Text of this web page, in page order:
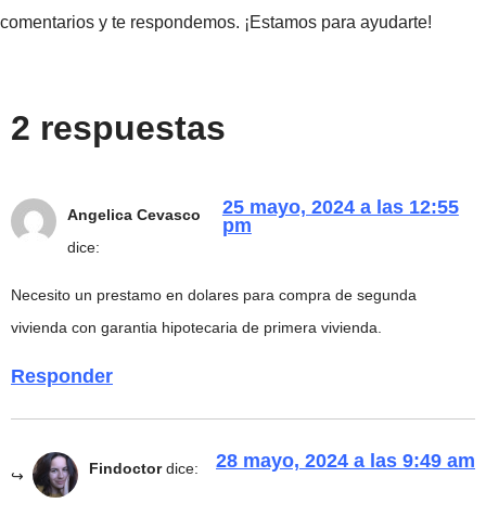
comentarios y te respondemos. ¡Estamos para ayudarte!
2 respuestas
Angelica Cevasco
dice:
25 mayo, 2024 a las 12:55
pm
Necesito un prestamo en dolares para compra de segunda
vivienda con garantia hipotecaria de primera vivienda.
Responder
Findoctor dice: 28 mayo, 2024 a las 9:49 am